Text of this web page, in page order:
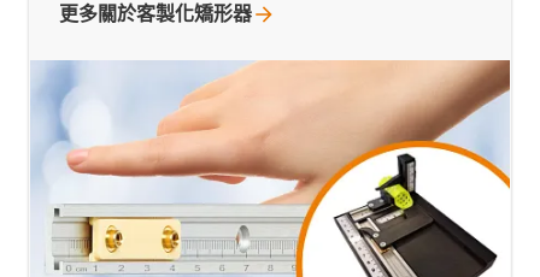
更多關於客製化矯形器